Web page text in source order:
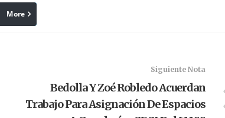
linkedin
More
Siguiente Nota
Bedolla Y Zoé Robledo Acuerdan
Trabajo Para Asignación De Espacios